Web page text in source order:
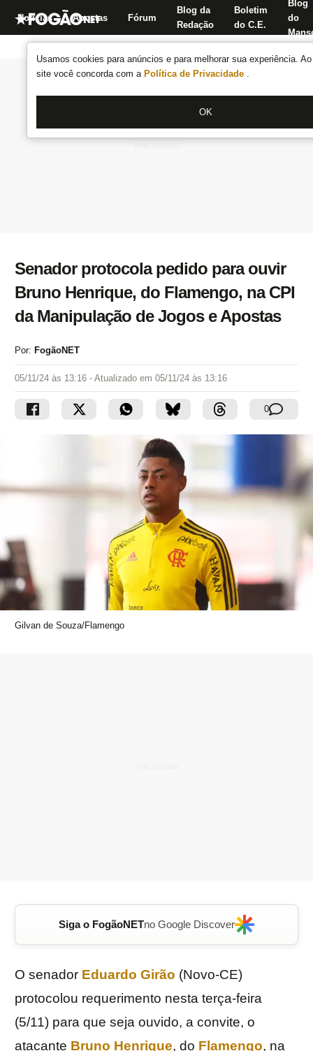
Usamos cookies para anúncios e para melhorar sua experiência.
site você concorda com a Política de Privacidade .
OK
Notícias Apostas Fórum
Blog da
Redação
Boletim
do C.E.
Blog
do
Senador protocola pedido para ouvir
Bruno Henrique, do Flamengo, na CPI
da Manipulação de Jogos e Apostas
Por: FogãoNET
05/11/24 às 13:16 - Atualizado em 05/11/24 às 13:16
0
Gilvan de Souza/Flamengo
Siga o FogãoNETno Google Discover
O senador Eduardo Girão (Novo-CE)
protocolou requerimento nesta terça-feira
(5/11) para que seja ouvido, a convite, o
atacante Bruno Henrique, do Flamengo, na